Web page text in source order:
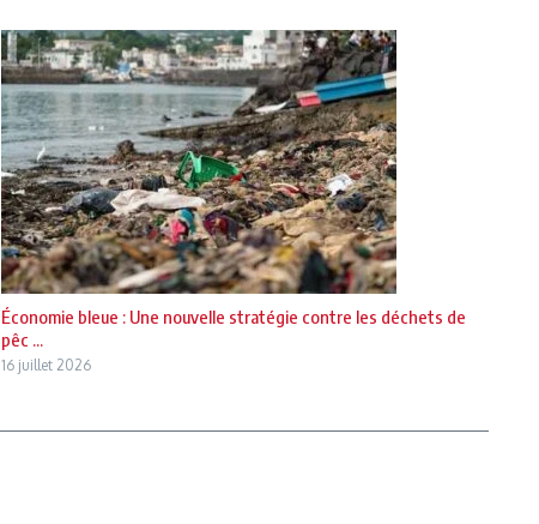
Économie bleue : Une nouvelle stratégie contre les déchets de
pêc ...
16 juillet 2026